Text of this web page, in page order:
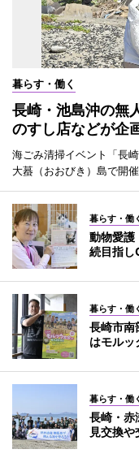
暮らす・働く
長崎・池島沖の無
のすし店などが企
海ごみ清掃イベント「長
大蟇（おおびき）島で開催
暮らす・働
動物愛護
続目指し
暮らす・働
長崎市
はモルッ
暮らす・働
長崎・
見交換や